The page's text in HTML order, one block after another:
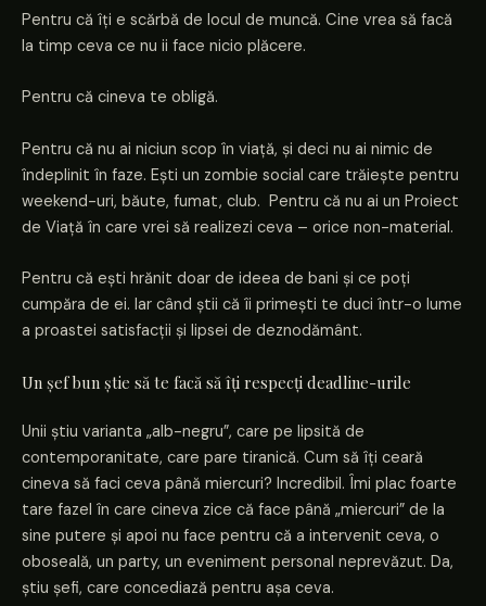
Pentru că îți e scărbă de locul de muncă. Cine vrea să facă
la timp ceva ce nu ii face nicio plăcere.
Pentru că cineva te obligă.
Pentru că nu ai niciun scop în viață, și deci nu ai nimic de
îndeplinit în faze. Ești un zombie social care trăiește pentru
weekend-uri, băute, fumat, club. Pentru că nu ai un Proiect
de Viață în care vrei să realizezi ceva – orice non-material.
Pentru că ești hrănit doar de ideea de bani și ce poți
cumpăra de ei. Iar când știi că îi primești te duci într-o lume
a proastei satisfacții și lipsei de deznodământ.
Un șef bun știe să te facă să îți respecți deadline-urile
Unii știu varianta „alb-negru”, care pe lipsită de
contemporanitate, care pare tiranică. Cum să îți ceară
cineva să faci ceva până miercuri? Incredibil. Îmi plac foarte
tare fazel în care cineva zice că face până „miercuri” de la
sine putere și apoi nu face pentru că a intervenit ceva, o
oboseală, un party, un eveniment personal neprevăzut. Da,
știu șefi, care concediază pentru așa ceva.